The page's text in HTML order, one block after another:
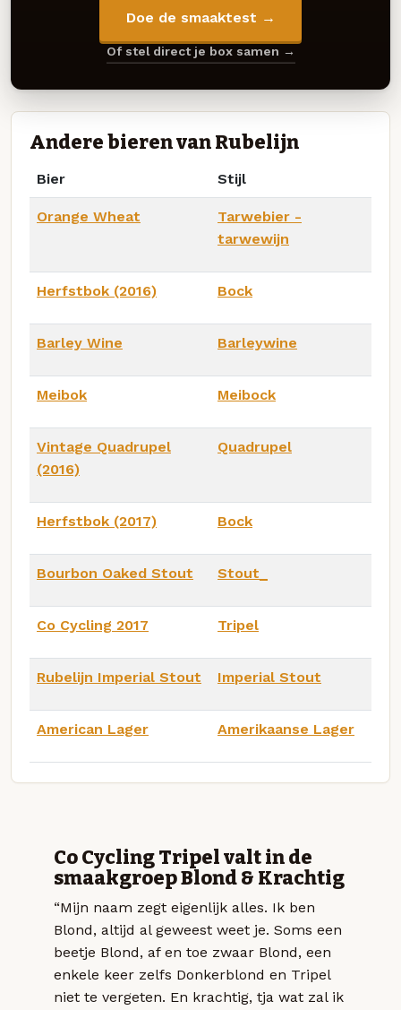
Doe de smaaktest →
Of stel direct je box samen →
Andere bieren van Rubelijn
Bier Stijl
Orange Wheat
Tarwebier -
tarwewijn
Herfstbok (2016) Bock
Barley Wine Barleywine
Meibok Meibock
Vintage Quadrupel
(2016)
Quadrupel
Herfstbok (2017) Bock
Bourbon Oaked Stout Stout_
Co Cycling 2017 Tripel
Rubelijn Imperial Stout Imperial Stout
American Lager Amerikaanse Lager
Co Cycling Tripel valt in de
smaakgroep Blond & Krachtig
“Mijn naam zegt eigenlijk alles. Ik ben
Blond, altijd al geweest weet je. Soms een
beetje Blond, af en toe zwaar Blond, een
enkele keer zelfs Donkerblond en Tripel
niet te vergeten. En krachtig, tja wat zal ik